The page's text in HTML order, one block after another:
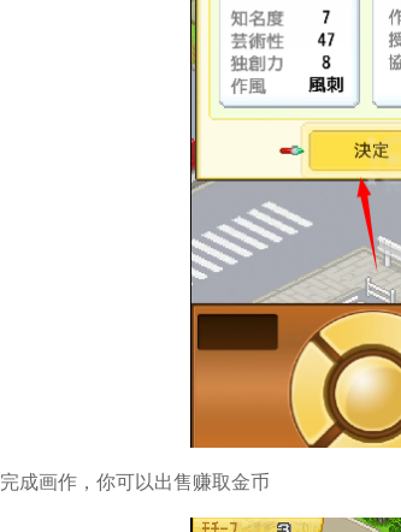
成画作，你可以出售赚取金币